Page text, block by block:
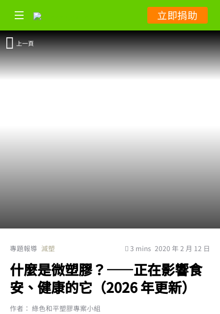
立即捐助
上一頁
專題報導 減塑 3 mins 2020 年 2 月 12 日
什麼是微塑膠？——正在影響食
安、健康的它（2026 年更新）
作者： 綠色和平塑膠專案小組